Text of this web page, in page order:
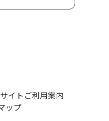
サイトご利用案内
ップ